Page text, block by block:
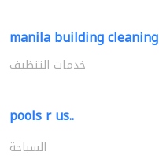
manila building cleaning
خدمات التنظيف
pools r us..
السباحة